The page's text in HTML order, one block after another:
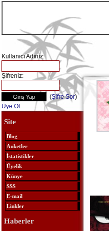
Kullanıcı Adınız:
Şifreniz:
(Şifre Sor)
Üye Ol
Site
Blog
Anketler
İstatistikler
Üyelik
Künye
SSS
E-mail
Linkler
Haberler